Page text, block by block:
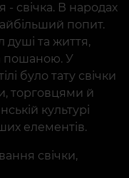
- свічка. В народах
попит.
душі та життя,
пошаною. У
було тату свічки
торговцями й
культурі
елементів.
свічки,